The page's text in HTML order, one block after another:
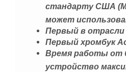
стандарту США
может
Первый в отрасли
Первый хромбук
Время работы от
устройство